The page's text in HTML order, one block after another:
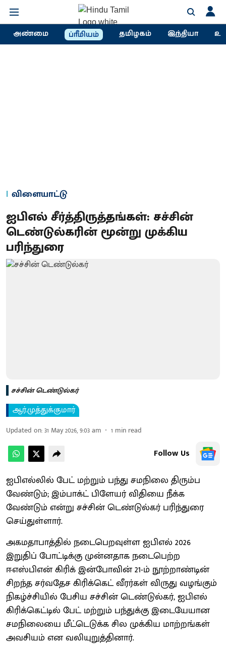
அண்மை ப்ரீமியம் தமிழகம் இந்தியா
விளையாட்டு
ஐபிஎல் சீர்த்திருத்தங்கள்: சச்சின்
டெண்டுல்கரின் மூன்று முக்கிய
பரிந்துரை
சச்சின் டெண்டுல்கர்
ஆர்.முத்துக்குமார்
Updated on:31 May 2026, 9:03 am 1 min read
Follow Us
ஐபிஎல்லில் பேட் மற்றும் பந்து சமநிலை திரும்ப
வேண்டும்; இம்பாக்ட் பிளேயர் விதியை நீக்க
வேண்டும் என்று சச்சின் டெண்டுல்கர் பரிந்துரை
செய்துள்ளார்.
அகமதாபாத்தில் நடைபெறவுள்ள ஐபிஎல் 2026
இறுதிப் போட்டிக்கு முன்னதாக நடைபெற்ற
ஈஎஸ்பிஎன் கிரிக் இன்போவின் 21-ம் நூற்றாண்டின்
சிறந்த சர்வதேச கிரிக்கெட் வீரர்கள் விருது வழங்கும்
நிகழ்ச்சியில் பேசிய சச்சின் டெண்டுல்கர், ஐபிஎல்
கிரிக்கெட்டில் பேட் மற்றும் பந்துக்கு இடையேயான
சமநிலையை மீட்டெடுக்க சில முக்கிய மாற்றங்கள்
அவசியம் என வலியுறுத்தினார்.